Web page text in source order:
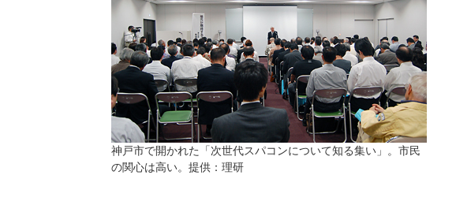
神戸市で開かれた「次世代スパコンについて知る集い」。市民
の関心は高い。提供：理研